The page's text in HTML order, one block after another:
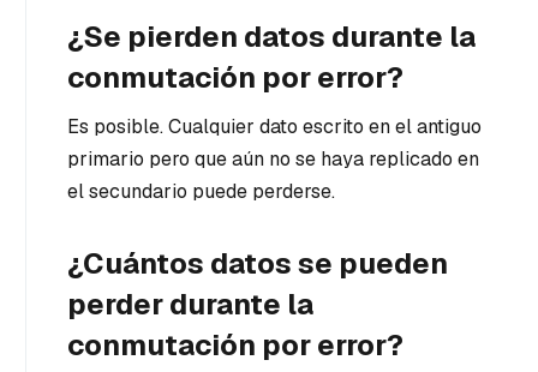
¿Se pierden datos durante la
conmutación por error?
Es posible. Cualquier dato escrito en el antiguo
primario pero que aún no se haya replicado en
el secundario puede perderse.
¿Cuántos datos se pueden
perder durante la
conmutación por error?